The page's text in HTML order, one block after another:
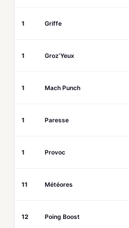
1 Griffe
1 Groz’Yeux
1 Mach Punch
1 Paresse
1 Provoc
11 Météores
12 Poing Boost